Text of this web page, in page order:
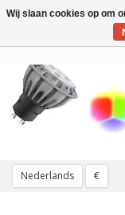
Nederlands €
Toggle
Wij slaan cookies op om